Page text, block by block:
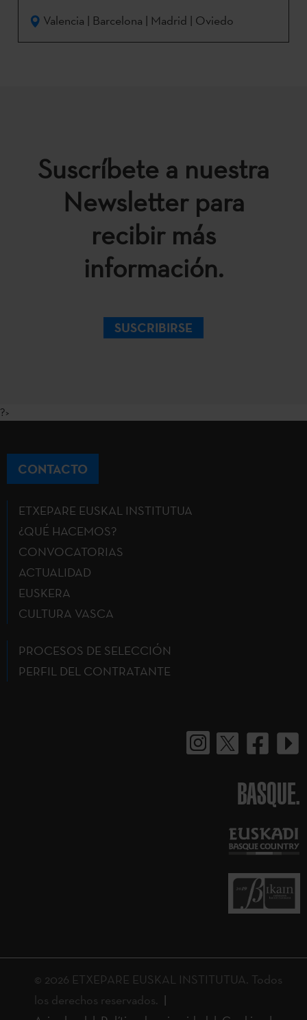
Valencia | Barcelona | Madrid | Oviedo
Suscríbete a nuestra
Newsletter para
recibir más
información.
SUSCRIBIRSE
?>
CONTACTO
ETXEPARE EUSKAL INSTITUTUA
¿QUÉ HACEMOS?
CONVOCATORIAS
ACTUALIDAD
EUSKERA
CULTURA VASCA
PROCESOS DE SELECCIÓN
PERFIL DEL CONTRATANTE
BASQUE.
© 2026 ETXEPARE EUSKAL INSTITUTUA. Todos
los derechos reservados.